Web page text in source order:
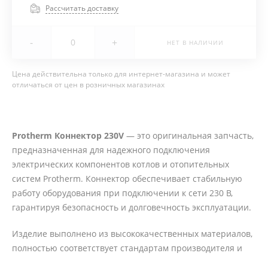
Рассчитать доставку
- + НЕТ В НАЛИЧИИ
Цена действительна только для интернет-магазина и может
отличаться от цен в розничных магазинах
Protherm Коннектор 230V — это оригинальная запчасть,
предназначенная для надежного подключения
электрических компонентов котлов и отопительных
систем Protherm. Коннектор обеспечивает стабильную
работу оборудования при подключении к сети 230 В,
гарантируя безопасность и долговечность эксплуатации.
Изделие выполнено из высококачественных материалов,
полностью соответствует стандартам производителя и